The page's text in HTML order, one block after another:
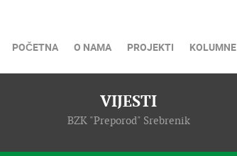
POČETNA O NAMA PROJEKTI KOLUMNE
VIJESTI
BZK "Preporod" Srebrenik